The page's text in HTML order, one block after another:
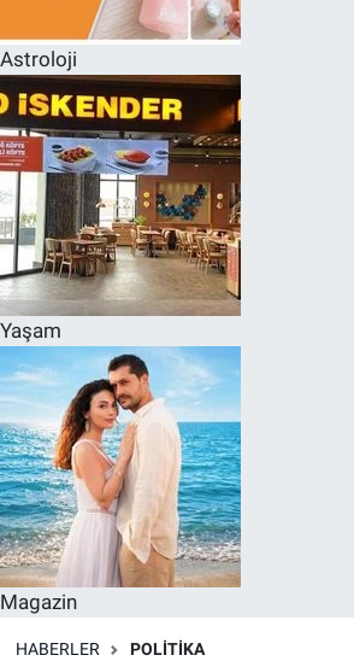
Astroloji
Yaşam
Magazin
HABERLER POLITIKA